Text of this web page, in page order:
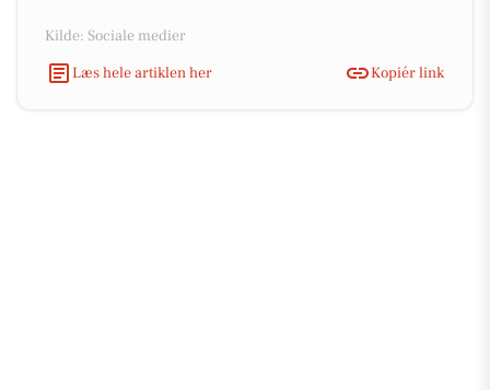
Kilde: Sociale medier
Læs hele artiklen her
Kopiér link